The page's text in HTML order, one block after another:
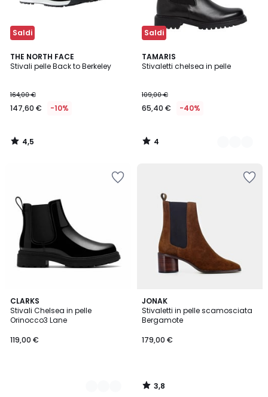
Saldi
THE NORTH FACE
Stivali pelle Back to Berkeley
164,00 €
147,60 € -10%
4,5
/ 5
4,5
/
Saldi
TAMARIS
Stivaletti chelsea in pelle
109,00 €
65,40 € -40%
4
/
2
Colori
4
/
CLARKS
Stivali Chelsea in pelle
Orinocco3 Lane
119,00 €
2
Colori
JONAK
Stivaletti in pelle scamosciata
Bergamote
179,00 €
3,8
/ 5
3,8
/